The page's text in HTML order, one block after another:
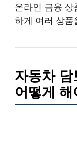
온라인 금융
하게 여러 상품
자동차 담
어떻게